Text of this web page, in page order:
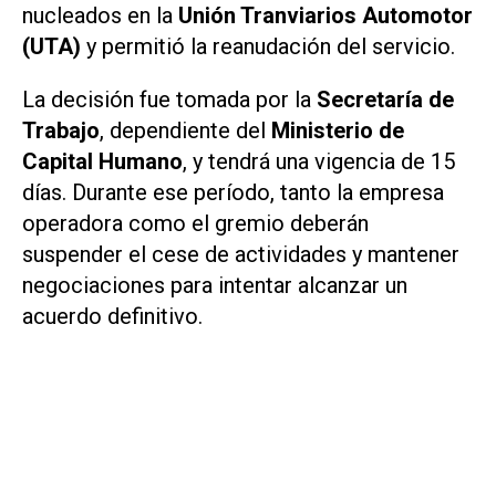
nucleados en la Unión Tranviarios Automotor
(UTA) y permitió la reanudación del servicio.
La decisión fue tomada por la Secretaría de
Trabajo, dependiente del Ministerio de
Capital Humano, y tendrá una vigencia de 15
días. Durante ese período, tanto la empresa
operadora como el gremio deberán
suspender el cese de actividades y mantener
negociaciones para intentar alcanzar un
acuerdo definitivo.